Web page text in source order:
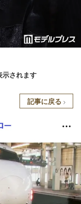
示されます
記事に戻る